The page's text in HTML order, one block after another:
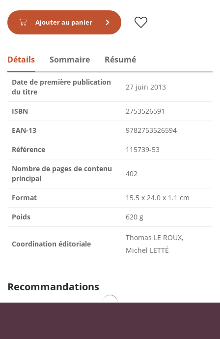
Ajouter au panier
Détails Sommaire Résumé
Date de première publication
du titre
27 juin 2013
ISBN 2753526591
EAN-13 9782753526594
Référence 115739-53
Nombre de pages de contenu
principal
402
Format 15.5 x 24.0 x 1.1 cm
Poids 620 g
Coordination éditoriale
Thomas LE ROUX,
Michel LETTÉ
Recommandations